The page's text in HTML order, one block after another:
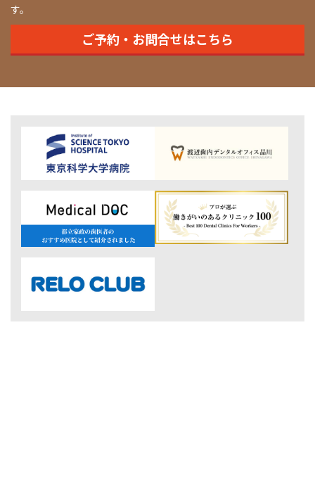
す。
ご予約・お問合せはこちら